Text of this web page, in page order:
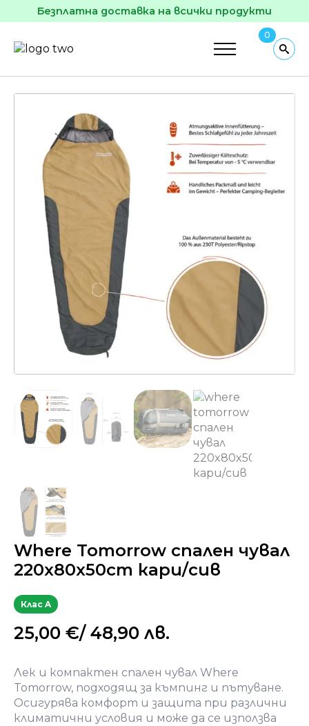
Безплатна доставка на всички продукти
0
Where Tomorrow спален чувал
220x80x50cm кари/сив
Клас A
25,00 €/ 48,90 лв.
Лек и компактен спален чувал Where
Tomorrow, подходящ за къмпинг и пътуване.
Осигурява комфорт и защита при различни
климатични условия и може да се използва